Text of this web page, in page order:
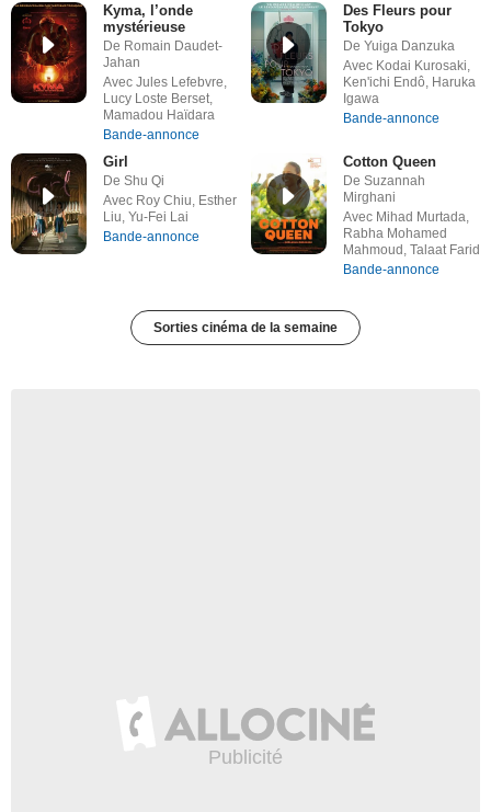
Kyma, l’onde
mystérieuse
De Romain Daudet-
Jahan
Avec Jules Lefebvre,
Lucy Loste Berset,
Mamadou Haïdara
Bande-annonce
Des Fleurs pour
Tokyo
De Yuiga Danzuka
Avec Kodai Kurosaki,
Ken'ichi Endô, Haruka
Igawa
Bande-annonce
Girl
De Shu Qi
Avec Roy Chiu, Esther
Liu, Yu-Fei Lai
Bande-annonce
Cotton Queen
De Suzannah
Mirghani
Avec Mihad Murtada,
Rabha Mohamed
Mahmoud, Talaat Farid
Bande-annonce
Sorties cinéma de la semaine